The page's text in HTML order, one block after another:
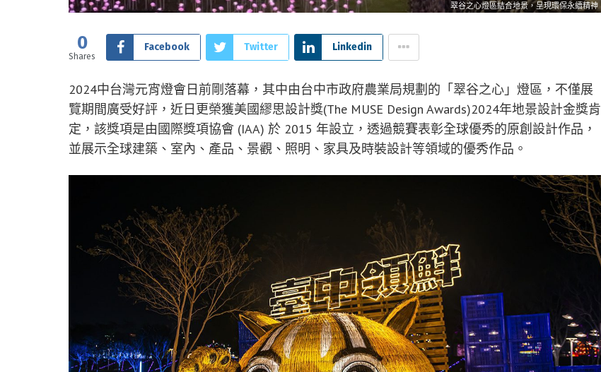
翠谷之心燈區結合地景，呈現環保永續精神
0
Shares
Facebook Twitter Linkedin
2024中台灣元宵燈會日前剛落幕，其中由台中市政府農業局規劃的「翠谷之心」燈區，不僅展
覽期間廣受好評，近日更榮獲美國繆思設計獎(The MUSE Design Awards)2024年地景設計金獎肯
定，該獎項是由國際獎項協會 (IAA) 於 2015 年設立，透過競賽表彰全球優秀的原創設計作品，
並展示全球建築、室內、產品、景觀、照明、家具及時裝設計等領域的優秀作品。